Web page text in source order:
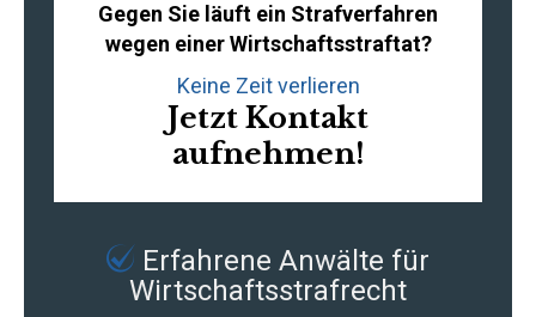
Gegen Sie läuft ein Strafverfahren
wegen einer Wirtschaftsstraftat?
Keine Zeit verlieren
Jetzt Kontakt
aufnehmen!
Erfahrene Anwälte für
Wirtschaftsstrafrecht